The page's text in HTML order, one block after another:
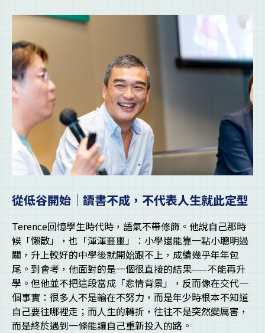
從低谷開始｜讀書不成，不代表人生就此定型
Terence回憶學生時代時，語氣不帶修飾。他說自己那時
候「懶散」，也「渾渾噩噩」：小學還能靠一點小聰明過
關，升上較好的中學後就開始跟不上，成績幾乎年年包
尾。到會考，他面對的是一個很直接的結果——不能再升
學。但他並不把這段當成「悲情背景」，反而像在交代一
個事實：很多人不是輸在不努力，而是年少時根本不知道
自己要往哪裡走；而人生的轉折，往往不是突然變厲害，
而是終於遇到一條能讓自己重新投入的路。